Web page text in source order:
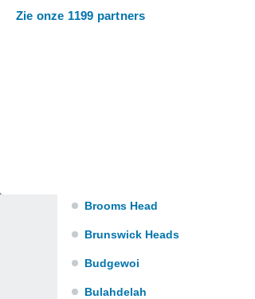
Zie onze 1199 partners
Brooms Head
Brunswick Heads
Budgewoi
Bulahdelah